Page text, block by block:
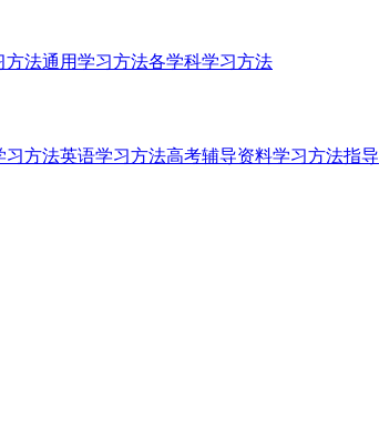
方法通用学习方法各学科学习方法
习方法英语学习方法高考辅导资料学习方法指导